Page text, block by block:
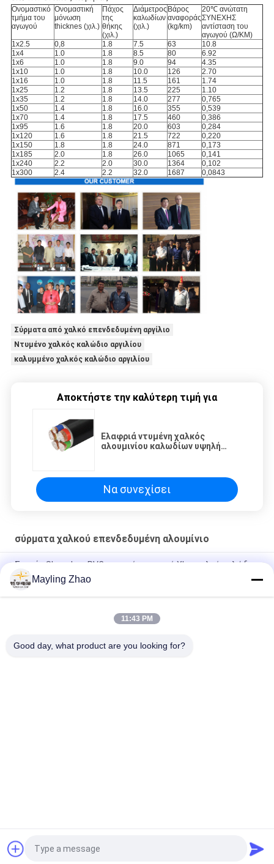
Ονομαστικό
τμήμα του
αγωγού
Ονομαστική
μόνωση
thicknes (χιλ.)
Πάχος
της
θήκης
(χιλ.)
Διάμετρος
καλωδίων
(χιλ.)
Βάρος
αναφοράς
(kg/km)
20℃ ανώτατη
ΣΥΝΕΧΗΣ
αντίσταση του
αγωγού (Ω/KM)
1x2.5
0,8 1.8 7.5 63
10.8
1x4
1.0 1.8 8.5 80
6.92
1x6
1.0 1.8 9.0 94
4.35
1x10
1.0 1.8 10.0 126
2.70
1x16
1.0 1.8 11.5 161
1.74
1x25
1.2 1.8 13.5 225
1.10
1x35
1.2 1.8 14.0 277
0,765
1x50
1.4 1.8 16.0 355
0,539
1x70
1.4 1.8 17.5 460
0,386
1x95
1.6 1.8 20.0 603
0,284
1x120
1.6 1.8 21.5 722
0,220
1x150
1.8 1.8 24.0 871
0,173
1x185
2.0 1.8 26.0 1065
0,141
1x240
2.2 2.0 30.0 1364
0,102
1x300
2.4 2.2 32.0 1687 0,0843
Σύρματα από χαλκό επενδεδυμένη αργίλιο
Ντυμένο χαλκός καλώδιο αργιλίου
καλυμμένο χαλκός καλώδιο αργιλίου
Αποκτήστε την καλύτερη τιμή για
Ελαφριά ντυμένη χαλκός
αλουμινίου καλωδίων υψηλή
Να συνεχίσει
σύρματα χαλκού επενδεδυμένη αλουμίνιο
Σαγκάη Shenghua PVC μονωμένο στερεό Xlpe χαλκό καλώδιο
ρεύματος υψηλής απόδοσης καλώδιο CCA
Καλώδιο CCA υψηλής απόδοσης με μόνωση από PVC
Μπουφάν PVC AL-Foil πλαστική οθόνη με χαλκό σύρμα
Αίτηση κράτησης
Mayling Zhao
11:43 PM
Good day, what product are you looking for?